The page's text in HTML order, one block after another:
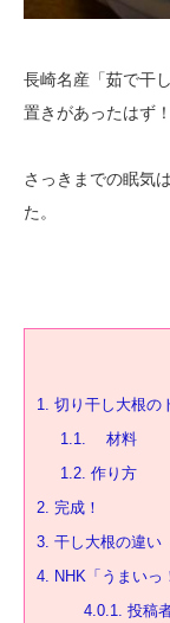
長崎名産「茹で干
置きがあったはず！
さっきまでの眠気
た。
1. 切り干し大根
1.1. 材料
1.2. 作り方
2. 完成！
3. 干し大根の違い
4. NHK「うまいっ
4.0.1. 投稿